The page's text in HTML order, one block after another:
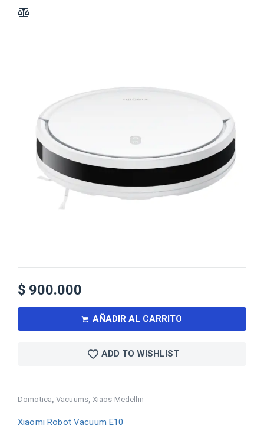
Domotica,Vacuums, Xiaos Medellin
Xiaomi Robot Vacuum E10
$ 900.000
AÑADIR AL CARRITO
ADD TO WISHLIST